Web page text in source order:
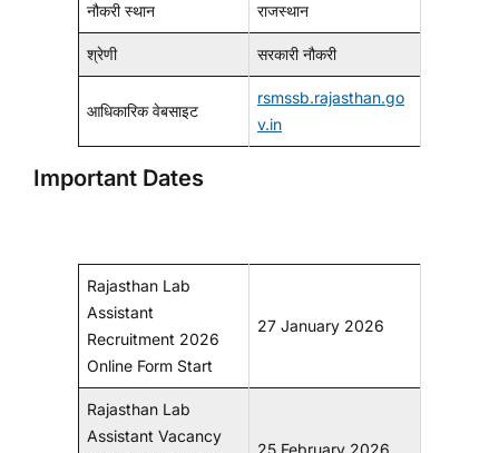
नौकरी स्थान राजस्थान
श्रेणी सरकारी नौकरी
आधिकारिक वेबसाइट
rsmssb.rajasthan.go
v.in
Important Dates
Rajasthan Lab
Assistant
Recruitment 2026
Online Form Start
27 January 2026
Rajasthan Lab
Assistant Vacancy